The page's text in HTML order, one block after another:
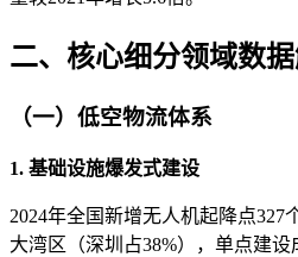
二、核心细分领域数
（一）低空物流体系
1. ‌基础设施爆发式建设‌
2024年全国新增无人机起降点327
大湾区（深圳占38%），单点建设